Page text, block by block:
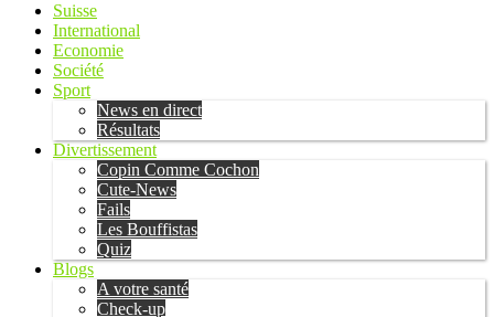
Suisse
International
Economie
Société
Sport
News en direct
Résultats
Divertissement
Copin Comme Cochon
Cute-News
Fails
Les Bouffistas
Quiz
Blogs
A votre santé
Check-up